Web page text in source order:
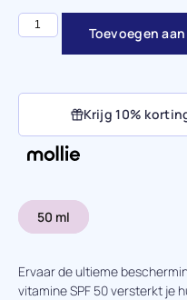
50 ml
Ervaar de ultieme
vitamine SPF 50 versterkt je
Toevoegen
Krijg 10%